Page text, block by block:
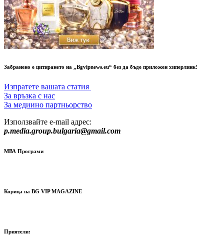
Забранено е цитирането на „Bgvipnews.eu“ без да бъде приложен хиперлинк!
Изпратете вашата статия
За връзка с нас
За медиино партньорство
Използвайте e-mail адрес:
p.media.group.bulgaria@gmail.com
МВА Програми
Корица на BG VIP MAGAZINE
Приятели: